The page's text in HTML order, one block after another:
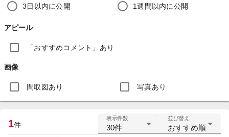
3日以内に公開 1週間以内に公開
アピール
「おすすめコメント」あり
画像
間取図あり 写真あり
1件
表示件数
30件
並び替え
おすすめ順